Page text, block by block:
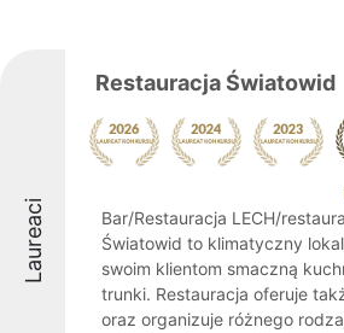
Laureaci
Restauracja Światowid
Bar/Restauracja LECH/
Światowid to klimatyczny
swoim klientom smaczną
trunki. Restauracja oferuje
oraz organizuje różnego